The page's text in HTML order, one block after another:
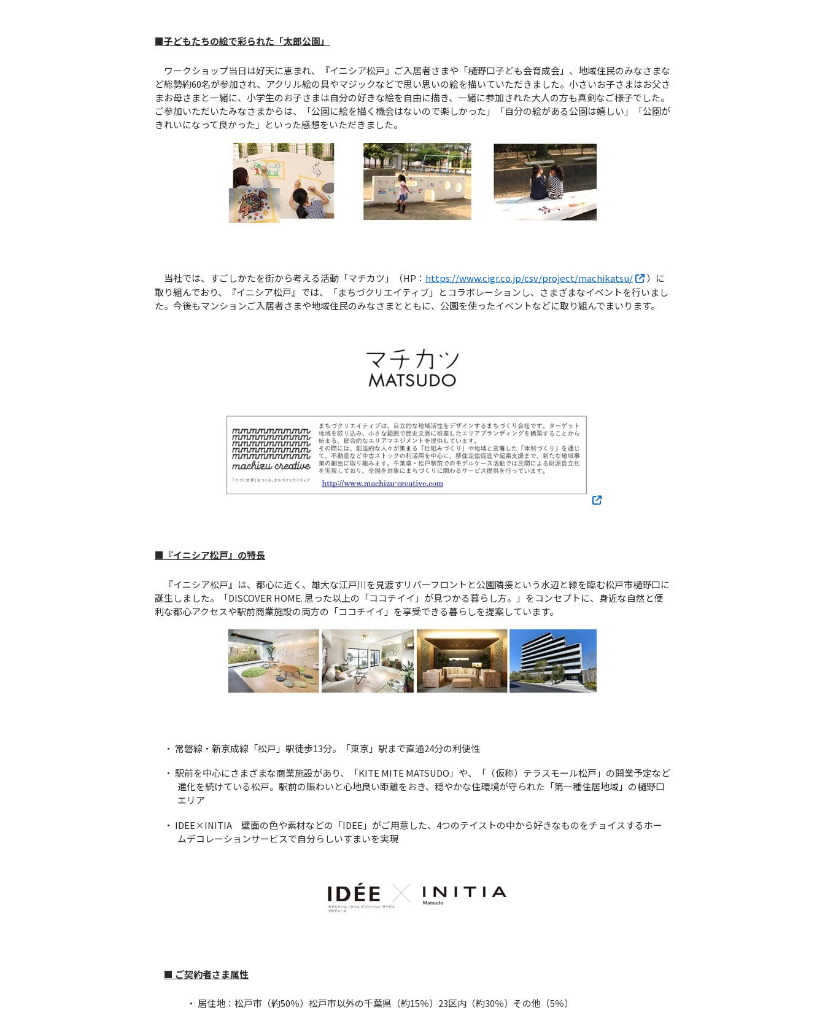
■子どもたちの絵で彩られた「太郎公園」
ワークショップ当日は好天に恵まれ、『イニシア松戸』ご入居者さまや「樋野口子ども会育成会」、地域住民のみなさまな
ど総勢約60名が参加され、アクリル絵の具やマジックなどで思い思いの絵を描いていただきました。小さいお子さまはお父さ
まお母さまと一緒に、小学生のお子さまは自分の好きな絵を自由に描き、一緒に参加された大人の方も真剣なご様子でした。
ご参加いただいたみなさまからは、「公園に絵を描く機会はないので楽しかった」「自分の絵がある公園は嬉しい」「公園が
きれいになって良かった」といった感想をいただきました。
当社では、すごしかたを街から考える活動「マチカツ」（HP： https://www.cigr.co.jp/csv/project/machikatsu/
）に
取り組んでおり、『イニシア松戸』では、「まちづクリエイティブ」とコラボレーションし、さまざまなイベントを行いまし
た。今後もマンションご入居者さまや地域住民のみなさまとともに、公園を使ったイベントなどに取り組んでまいります。
■『イニシア松戸』の特長
『イニシア松戸』は、都心に近く、雄大な江戸川を見渡すリバーフロントと公園隣接という水辺と緑を臨む松戸市樋野口に
誕生しました。「DISCOVER HOME. 思った以上の「ココチイイ」が見つかる暮らし方。」をコンセプトに、身近な自然と便
利な都心アクセスや駅前商業施設の両方の「ココチイイ」を享受できる暮らしを提案しています。
・ 常磐線・新京成線「松戸」駅徒歩13分。「東京」駅まで直通24分の利便性
・ 駅前を中心にさまざまな商業施設があり、「KITE MITE MATSUDO」や、「（仮称）テラスモール松戸」の開業予定など
進化を続けている松戸。駅前の賑わいと心地良い距離をおき、穏やかな住環境が守られた「第一種住居地域」の樋野口
エリア
・ IDEE×INITIA 壁面の色や素材などの「IDEE」がご用意した、4つのテイストの中から好きなものをチョイスするホー
ムデコレーションサービスで自分らしいすまいを実現
■ ご契約者さま属性
・ 居住地：松戸市（約50％）松戸市以外の千葉県（約15％）23区内（約30％）その他（5％）